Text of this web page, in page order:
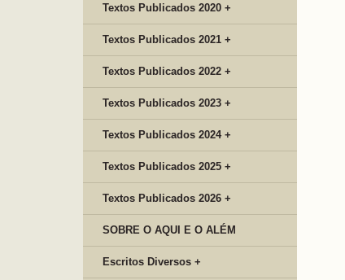
Textos Publicados 2020 +
Textos Publicados 2021 +
Textos Publicados 2022 +
Textos Publicados 2023 +
Textos Publicados 2024 +
Textos Publicados 2025 +
Textos Publicados 2026 +
SOBRE O AQUI E O ALÉM
Escritos Diversos +